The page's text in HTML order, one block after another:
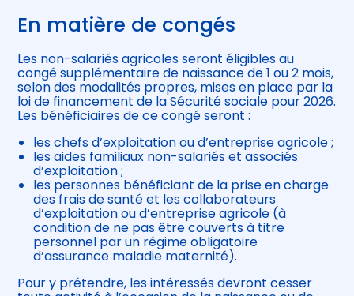
En matière de congés
Les non-salariés agricoles seront éligibles au
congé supplémentaire de naissance de 1 ou 2 mois,
selon des modalités propres, mises en place par la
loi de financement de la Sécurité sociale pour 2026.
Les bénéficiaires de ce congé seront :
les chefs d’exploitation ou d’entreprise agricole ;
les aides familiaux non-salariés et associés
d’exploitation ;
les personnes bénéficiant de la prise en charge
des frais de santé et les collaborateurs
d’exploitation ou d’entreprise agricole (à
condition de ne pas être couverts à titre
personnel par un régime obligatoire
d’assurance maladie maternité).
Pour y prétendre, les intéressés devront cesser